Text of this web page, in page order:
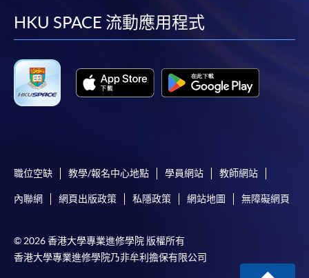
facebook
youtube
linkedin
HKU SPACE 流動應用程式
職位空缺 教學/報名中心地點 學員網站 教師網站
內聯網 網頁出版政策 私隱政策 網站地圖 無障礙網頁
© 2026 香港大學專業進修學院 版權所有
香港大學專業進修學院乃非牟利擔保有限公司